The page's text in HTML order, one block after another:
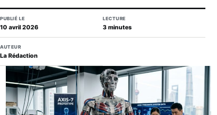
PUBLIÉ LE
10 avril 2026
LECTURE
3 minutes
AUTEUR
La Rédaction